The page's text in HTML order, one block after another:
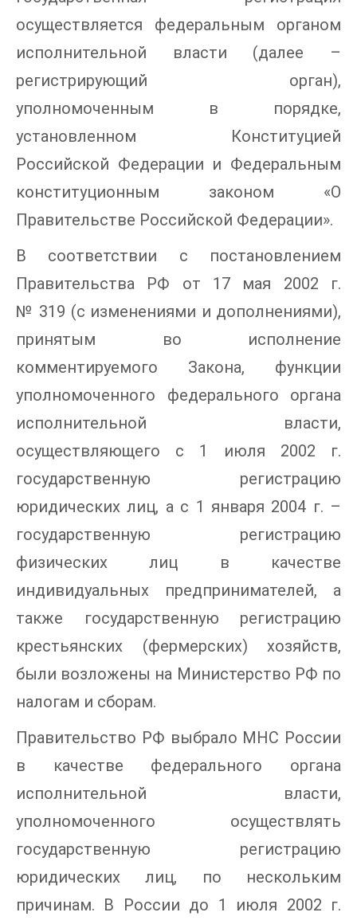
осуществляется федеральным органом
исполнительной власти (далее –
регистрирующий орган),
уполномоченным в порядке,
установленном Конституцией
Российской Федерации и Федеральным
конституционным законом «О
Правительстве Российской Федерации».
В соответствии с постановлением
Правительства РФ от 17 мая 2002 г.
№ 319 (с изменениями и дополнениями),
принятым во исполнение
комментируемого Закона, функции
уполномоченного федерального органа
исполнительной власти,
осуществляющего с 1 июля 2002 г.
государственную регистрацию
юридических лиц, а с 1 января 2004 г. –
государственную регистрацию
физических лиц в качестве
индивидуальных предпринимателей, а
также государственную регистрацию
крестьянских (фермерских) хозяйств,
были возложены на Министерство РФ по
налогам и сборам.
Правительство РФ выбрало МНС России
в качестве федерального органа
исполнительной власти,
уполномоченного осуществлять
государственную регистрацию
юридических лиц, по нескольким
причинам. В России до 1 июля 2002 г.